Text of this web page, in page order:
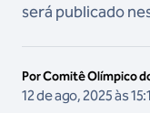
será publicado
Por Comitê Olímpico
12 de ago, 2025 às